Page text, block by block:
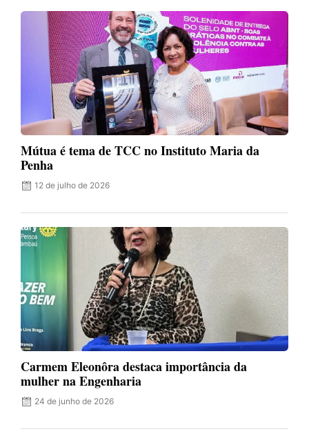
Mútua é tema de TCC no Instituto Maria da
Penha
12 de julho de 2026
Carmem Eleonôra destaca importância da
mulher na Engenharia
24 de junho de 2026